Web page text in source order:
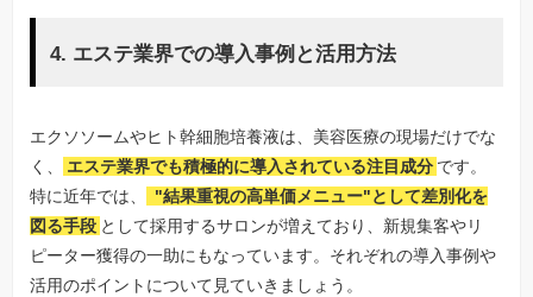
4. エステ業界での導入事例と活用方法
エクソソームやヒト幹細胞培養液は、美容医療の現場だけでな
く、
エステ業界でも積極的に導入されている注目成分 です。
特に近年では、
"結果重視の高単価メニュー"として差別化を
図る手段 として採用するサロンが増えており、新規集客やリ
ピーター獲得の一助にもなっています。それぞれの導入事例や
活用のポイントについて見ていきましょう。